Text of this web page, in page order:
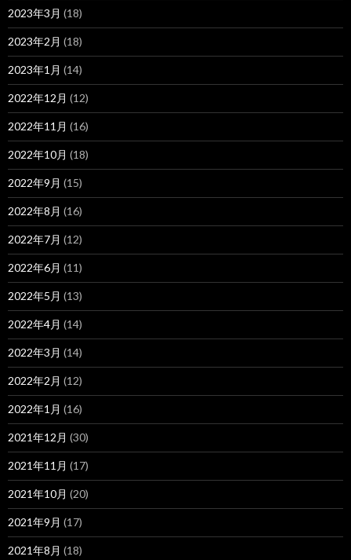
2023年3月 (18)
2023年2月 (18)
2023年1月 (14)
2022年12月 (12)
2022年11月 (16)
2022年10月 (18)
2022年9月 (15)
2022年8月 (16)
2022年7月 (12)
2022年6月 (11)
2022年5月 (13)
2022年4月 (14)
2022年3月 (14)
2022年2月 (12)
2022年1月 (16)
2021年12月 (30)
2021年11月 (17)
2021年10月 (20)
2021年9月 (17)
2021年8月 (18)